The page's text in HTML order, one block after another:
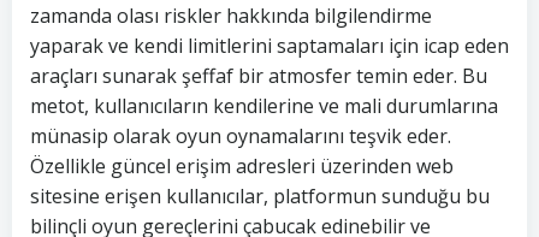
zamanda olası riskler hakkında bilgilendirme
yaparak ve kendi limitlerini saptamaları için icap eden
araçları sunarak şeffaf bir atmosfer temin eder. Bu
metot, kullanıcıların kendilerine ve mali durumlarına
münasip olarak oyun oynamalarını teşvik eder.
Özellikle güncel erişim adresleri üzerinden web
sitesine erişen kullanıcılar, platformun sunduğu bu
bilinçli oyun gereçlerini çabucak edinebilir ve